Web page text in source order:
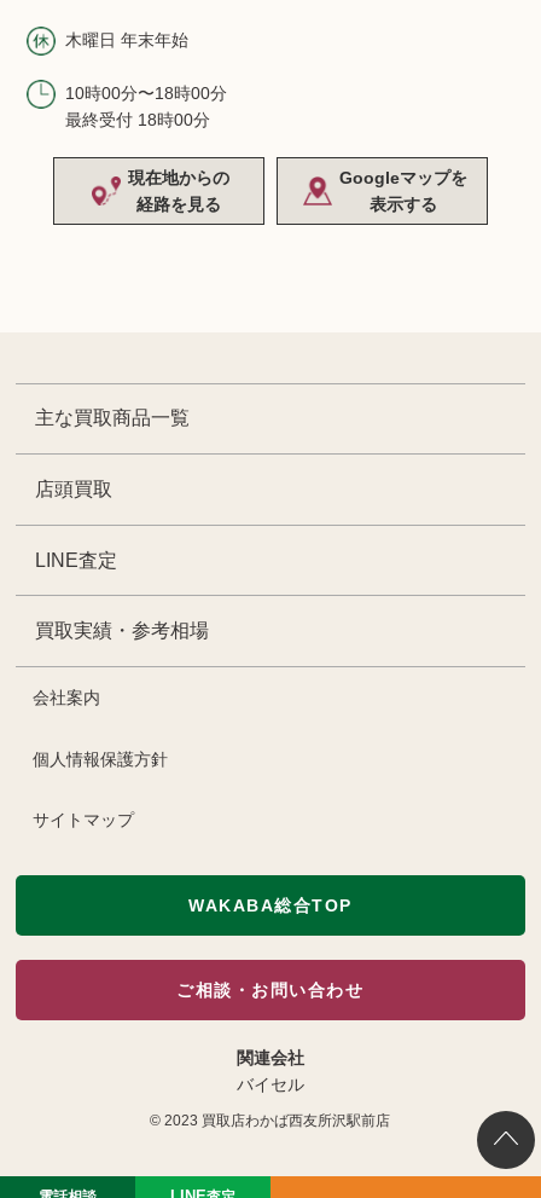
木曜日 年末年始
10時00分〜18時00分
最終受付 18時00分
現在地からの
経路を見る
Googleマップを
表示する
主な買取商品一覧
店頭買取
LINE査定
買取実績・参考相場
会社案内
個人情報保護方針
サイトマップ
WAKABA総合TOP
ご相談・お問い合わせ
関連会社
バイセル
© 2023 買取店わかば西友所沢駅前店